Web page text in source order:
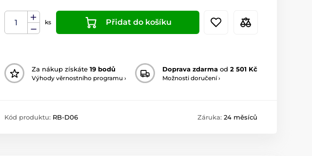
ks Přidat do košíku
Za nákup získáte 19 bodů
Výhody věrnostního programu ›
Doprava zdarma od 2 501 Kč
Možnosti doručení ›
Kód produktu: RB-D06 Záruka: 24 měsíců